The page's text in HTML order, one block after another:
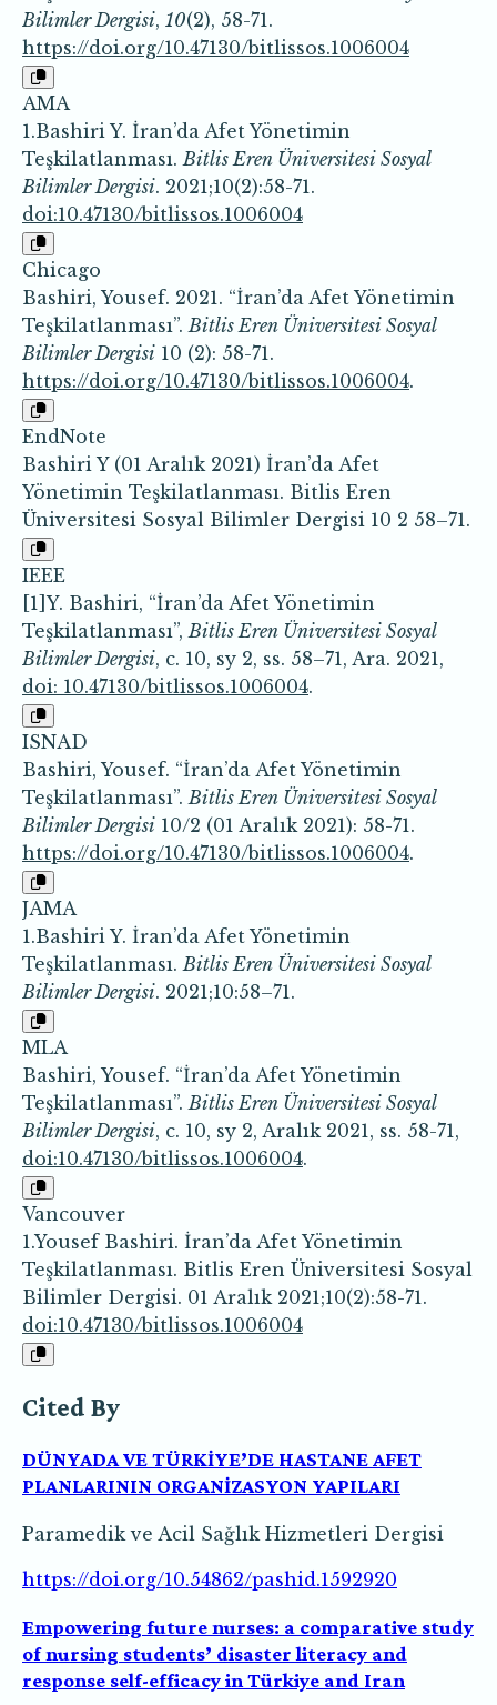
Bilimler Dergisi, 10(2), 58-71.
https://doi.org/10.47130/bitlissos.1006004
AMA
1.Bashiri Y. İran’da Afet Yönetimin
Teşkilatlanması.Bitlis Eren Üniversitesi Sosyal
Bilimler Dergisi. 2021;10(2):58-71.
doi:10.47130/bitlissos.1006004
Chicago
Bashiri, Yousef. 2021. “İran’da Afet Yönetimin
Teşkilatlanması”.Bitlis Eren Üniversitesi Sosyal
Bilimler Dergisi 10 (2): 58-71.
https://doi.org/10.47130/bitlissos.1006004.
EndNote
Bashiri Y (01 Aralık 2021) İran’da Afet
Yönetimin Teşkilatlanması. Bitlis Eren
Üniversitesi Sosyal Bilimler Dergisi 10 2 58–71.
IEEE
[1]Y. Bashiri, “İran’da Afet Yönetimin
Teşkilatlanması”,Bitlis Eren Üniversitesi Sosyal
Bilimler Dergisi, c. 10, sy 2, ss. 58–71, Ara. 2021,
doi: 10.47130/bitlissos.1006004.
ISNAD
Bashiri, Yousef. “İran’da Afet Yönetimin
Teşkilatlanması”.Bitlis Eren Üniversitesi Sosyal
Bilimler Dergisi 10/2 (01 Aralık 2021): 58-71.
https://doi.org/10.47130/bitlissos.1006004.
JAMA
1.Bashiri Y. İran’da Afet Yönetimin
Teşkilatlanması.Bitlis Eren Üniversitesi Sosyal
Bilimler Dergisi. 2021;10:58–71.
MLA
Bashiri, Yousef. “İran’da Afet Yönetimin
Teşkilatlanması”.Bitlis Eren Üniversitesi Sosyal
Bilimler Dergisi, c. 10, sy 2, Aralık 2021, ss. 58-71,
doi:10.47130/bitlissos.1006004.
Vancouver
1.Yousef Bashiri. İran’da Afet Yönetimin
Teşkilatlanması. Bitlis Eren Üniversitesi Sosyal
Bilimler Dergisi. 01 Aralık 2021;10(2):58-71.
doi:10.47130/bitlissos.1006004
Cited By
DÜNYADA VE TÜRKİYE’DE HASTANE AFET
PLANLARININ ORGANİZASYON YAPILARI
Paramedik ve Acil Sağlık Hizmetleri Dergisi
https://doi.org/10.54862/pashid.1592920
Empowering future nurses: a comparative study
of nursing students’ disaster literacy and
response self-efficacy in Türkiye and Iran